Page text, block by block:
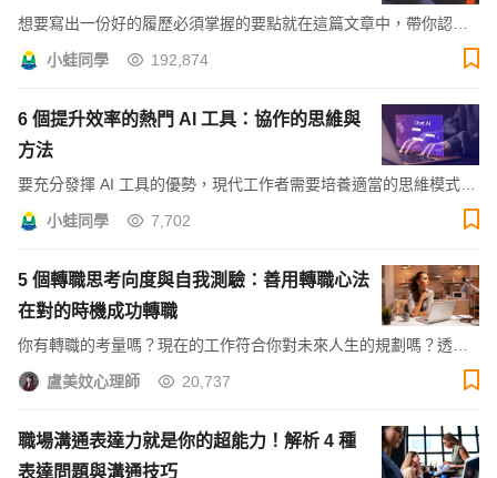
想要寫出一份好的履歷必須掌握的要點就在這篇文章中，帶你認識
履歷撰寫邏輯基本架構，還告訴你履歷加分項目，讓你的履歷具有
小蛙同學 192,874
6 個提升效率的熱門 AI 工具：協作的思維與
方法
要充分發揮 AI 工具的優勢，現代工作者需要培養適當的思維模式
（MindSet），將 AI 工具視為協作夥伴，並善用其強大功能。本文
小蛙同學 7,702
5 個轉職思考向度與自我測驗：善用轉職心法
在對的時機成功轉職
你有轉職的考量嗎？現在的工作符合你對未來人生的規劃嗎？透過
五個轉職思考向度，檢視自己是否應該轉職，幫你抓到換工作的好
盧美妏心理師 20,737
職場溝通表達力就是你的超能力！解析 4 種
表達問題與溝通技巧